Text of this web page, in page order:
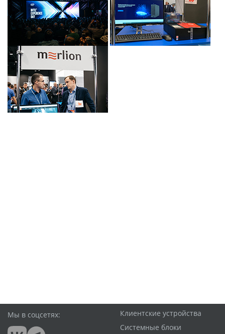
Мы в соцсетях:
Клиентские устройства
Системные блоки